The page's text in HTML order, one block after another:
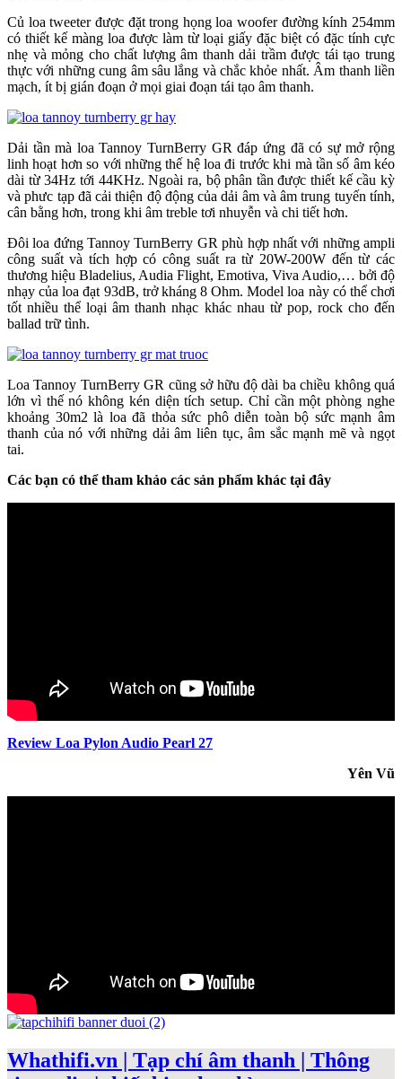
Củ loa tweeter được đặt trong họng loa woofer đường kính 254mm
có thiết kế màng loa được làm từ loại giấy đặc biệt có đặc tính cực
nhẹ và mỏng cho chất lượng âm thanh dải trầm được tái tạo trung
thực với những cung âm sâu lắng và chắc khỏe nhất. Âm thanh liền
mạch, ít bị gián đoạn ở mọi giai đoạn tái tạo âm thanh.
Dải tần mà loa Tannoy TurnBerry GR đáp ứng đã có sự mở rộng
linh hoạt hơn so với những thế hệ loa đi trước khi mà tần số âm kéo
dài từ 34Hz tới 44KHz. Ngoài ra, bộ phân tần được thiết kế cầu kỳ
và phưc tạp đã cải thiện độ động của dải âm và âm trung tuyến tính,
cân bằng hơn, trong khi âm treble tơi nhuyễn và chi tiết hơn.
Đôi loa đứng Tannoy TurnBerry GR phù hợp nhất với những ampli
công suất và tích hợp có công suất ra từ 20W-200W đến từ các
thương hiệu Bladelius, Audia Flight, Emotiva, Viva Audio,… bởi độ
nhạy của loa đạt 93dB, trở kháng 8 Ohm. Model loa này có thể chơi
tốt nhiều thể loại âm thanh nhạc khác nhau từ pop, rock cho đến
ballad trữ tình.
Loa Tannoy TurnBerry GR cũng sở hữu độ dài ba chiều không quá
lớn vì thế nó không kén diện tích setup. Chỉ cần một phòng nghe
khoảng 30m2 là loa đã thỏa sức phô diễn toàn bộ sức mạnh âm
thanh của nó với những dải âm liên tục, âm sắc mạnh mẽ và ngọt
tai.
Các bạn có thể tham khảo các sản phẩm khác tại đây
Review Loa Pylon Audio Pearl 27
Yên Vũ
Whathifi.vn | Tạp chí âm thanh | Thông